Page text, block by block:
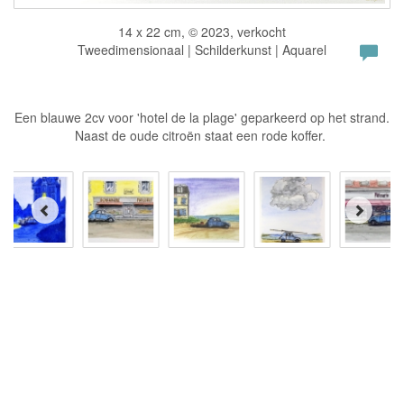
14 x 22 cm, © 2023, verkocht
Tweedimensionaal | Schilderkunst | Aquarel
Een blauwe 2cv voor 'hotel de la plage' geparkeerd op het strand.
Naast de oude citroën staat een rode koffer.